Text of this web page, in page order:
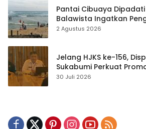
Pantai Cibuaya
Balawista Ingatkan
Waspada
2 Agustus 2026
Jelang HJKS ke-156,
Sukabumi Perkuat
Publikasi Digital
30 Juli 2026